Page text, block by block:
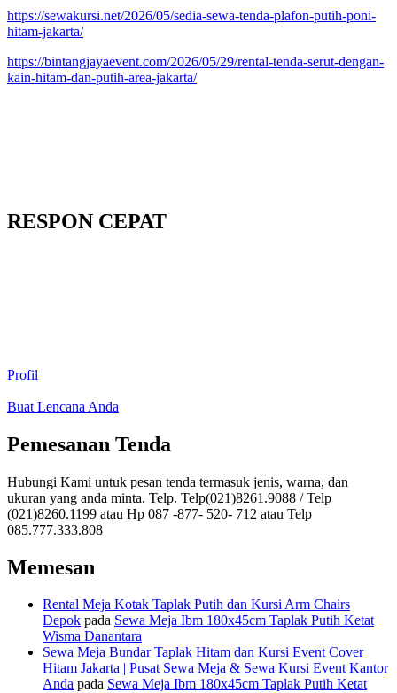
https://sewakursi.net/2026/05/sedia-sewa-tenda-plafon-putih-poni-
hitam-jakarta/
https://bintangjayaevent.com/2026/05/29/rental-tenda-serut-dengan-
kain-hitam-dan-putih-area-jakarta/
RESPON CEPAT
Profil
Buat Lencana Anda
Pemesanan Tenda
Hubungi Kami untuk pesan tenda termasuk jenis, warna, dan
ukuran yang anda minta. Telp. Telp(021)8261.9088 / Telp
(021)8260.1199 atau Hp 087 -877- 520- 712 atau Telp
085.777.333.808
Memesan
Rental Meja Kotak Taplak Putih dan Kursi Arm Chairs
Depok pada Sewa Meja Ibm 180x45cm Taplak Putih Ketat
Wisma Danantara
Sewa Meja Bundar Taplak Hitam dan Kursi Event Cover
Hitam Jakarta | Pusat Sewa Meja & Sewa Kursi Event Kantor
Anda pada Sewa Meja Ibm 180x45cm Taplak Putih Ketat